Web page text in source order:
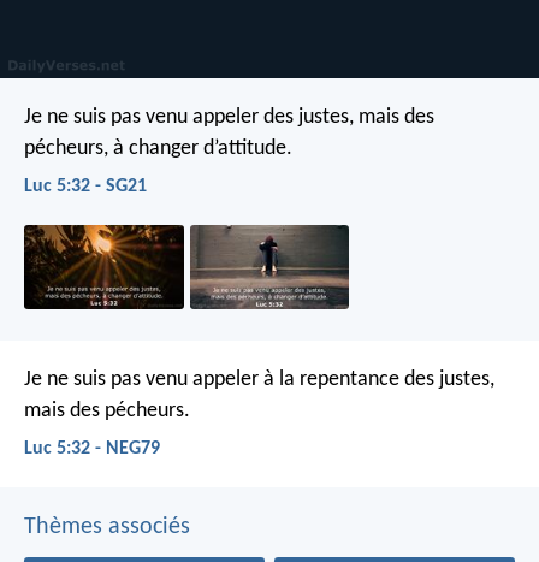
Je ne suis pas venu appeler des justes, mais des
pécheurs, à changer d’attitude.
Luc 5:32 - SG21
Je ne suis pas venu appeler à la repentance des justes,
mais des pécheurs.
Luc 5:32 - NEG79
Thèmes associés